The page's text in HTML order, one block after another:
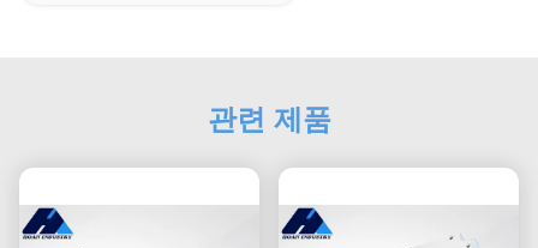
관련 제품